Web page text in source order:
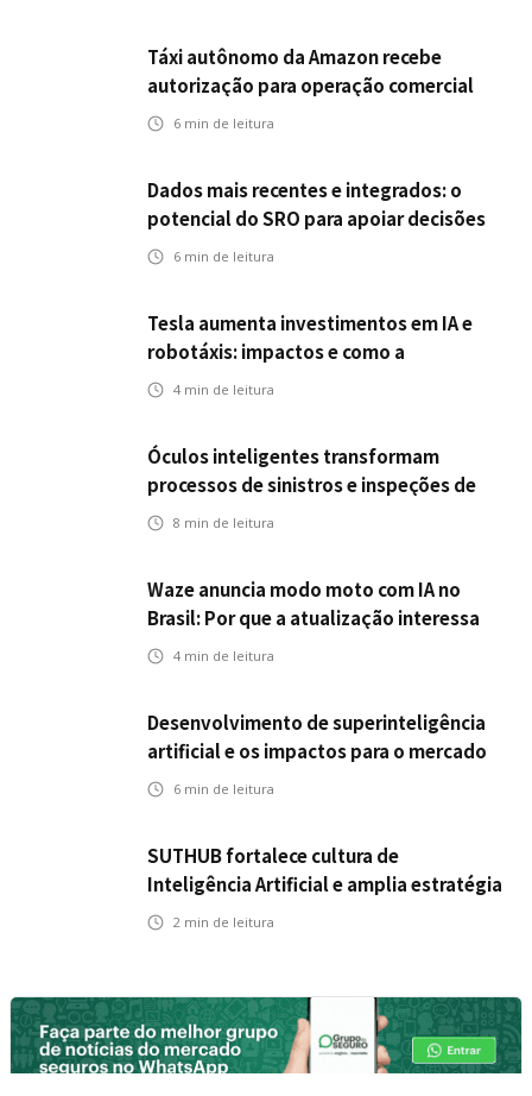
Táxi autônomo da Amazon recebe
autorização para operação comercial
nos EUA: como a circulação desses
6 min de leitura
Dados mais recentes e integrados: o
potencial do SRO para apoiar decisões
nas seguradoras
6 min de leitura
Tesla aumenta investimentos em IA e
robotáxis: impactos e como a
mobilidade autônoma transforma o
4 min de leitura
Óculos inteligentes transformam
processos de sinistros e inspeções de
seguros
8 min de leitura
Waze anuncia modo moto com IA no
Brasil: Por que a atualização interessa
ao mercado segurador?
4 min de leitura
Desenvolvimento de superinteligência
artificial e os impactos para o mercado
de seguros
6 min de leitura
SUTHUB fortalece cultura de
Inteligência Artificial e amplia estratégia
para toda a organização
2 min de leitura